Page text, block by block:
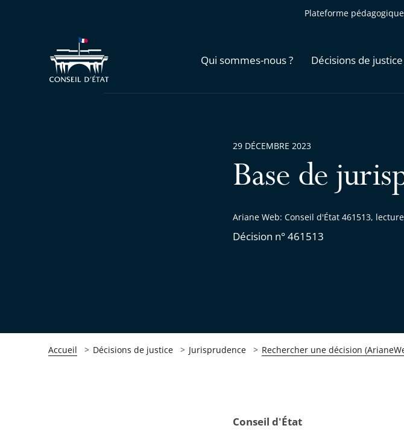
Plateforme pédagogique
Qui sommes-nous ? Décisions de justice
Base de
Ariane Web: Conseil d'État 461513,
Décision n° 461513
29 DÉCEMBRE 2023
Accueil Décisions de justice Jurisprudence Rechercher une décision
Conseil d'État